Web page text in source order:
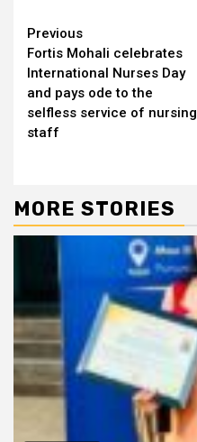
Continue
Reading
Previous
Fortis Mohali celebrates
International Nurses Day
and pays ode to the
selfless service of nursing
staff
MORE STORIES